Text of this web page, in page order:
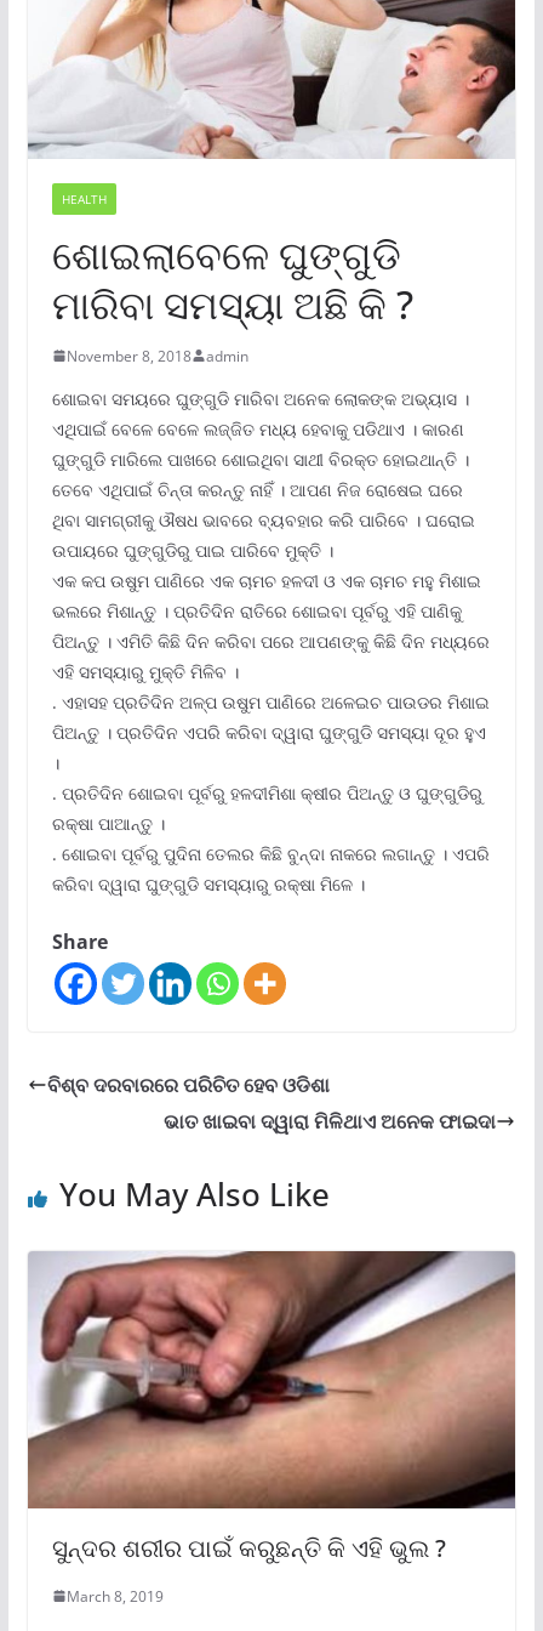
HEALTH
ଶୋଇଲାବେଳେ ଘୁଙ୍ଗୁଡି
ମାରିବା ସମସ୍ୟା ଅଛି କି ?
November 8, 2018 admin
ଶୋଇବା ସମୟରେ ଘୁଙ୍ଗୁଡି ମାରିବା ଅନେକ ଲୋକଙ୍କ ଅଭ୍ୟାସ ।
ଏଥିପାଇଁ ବେଳେ ବେଳେ ଲଜ୍ଜିତ ମଧ୍ୟ ହେବାକୁ ପଡିଥାଏ । କାରଣ
ଘୁଙ୍ଗୁଡି ମାରିଲେ ପାଖରେ ଶୋଇଥିବା ସାଥୀ ବିରକ୍ତ ହୋଇଥାନ୍ତି ।
ତେବେ ଏଥିପାଇଁ ଚିନ୍ତା କରନ୍ତୁ ନାହିଁ । ଆପଣ ନିଜ ରୋଷେଇ ଘରେ
ଥିବା ସାମଗ୍ରୀକୁ ଔଷଧ ଭାବରେ ବ୍ୟବହାର କରି ପାରିବେ । ଘରୋଇ
ଉପାୟରେ ଘୁଙ୍ଗୁଡିରୁ ପାଇ ପାରିବେ ମୁକ୍ତି ।
ଏକ କପ ଉଷୁମ ପାଣିରେ ଏକ ଚାମଚ ହଳଦୀ ଓ ଏକ ଚାମଚ ମହୁ ମିଶାଇ
ଭଲରେ ମିଶାନ୍ତୁ । ପ୍ରତିଦିନ ରାତିରେ ଶୋଇବା ପୂର୍ବରୁ ଏହି ପାଣିକୁ
ପିଅନ୍ତୁ । ଏମିତି କିଛି ଦିନ କରିବା ପରେ ଆପଣଙ୍କୁ କିଛି ଦିନ ମଧ୍ୟରେ
ଏହି ସମସ୍ୟାରୁ ମୁକ୍ତି ମିଳିବ ।
. ଏହାସହ ପ୍ରତିଦିନ ଅଳ୍ପ ଉଷୁମ ପାଣିରେ ଅଳେଇଚ ପାଉଡର ମିଶାଇ
ପିଅନ୍ତୁ । ପ୍ରତିଦିନ ଏପରି କରିବା ଦ୍ୱାରା ଘୁଙ୍ଗୁଡି ସମସ୍ୟା ଦୂର ହୁଏ
।
. ପ୍ରତିଦିନ ଶୋଇବା ପୂର୍ବରୁ ହଳଦୀମିଶା କ୍ଷୀର ପିଅନ୍ତୁ ଓ ଘୁଙ୍ଗୁଡିରୁ
ରକ୍ଷା ପାଆନ୍ତୁ ।
. ଶୋଇବା ପୂର୍ବରୁ ପୁଦିନା ତେଲର କିଛି ବୁନ୍ଦା ନାକରେ ଲଗାନ୍ତୁ । ଏପରି
କରିବା ଦ୍ୱାରା ଘୁଙ୍ଗୁଡି ସମସ୍ୟାରୁ ରକ୍ଷା ମିଳେ ।
Share
ବିଶ୍ବ ଦରବାରରେ ପରିଚିତ ହେବ ଓଡିଶା
ଭାତ ଖାଇବା ଦ୍ୱାରା ମିଳିଥାଏ ଅନେକ ଫାଇଦା
You May Also Like
ସୁନ୍ଦର ଶରୀର ପାଇଁ କରୁଛନ୍ତି କି ଏହି ଭୁଲ ?
March 8, 2019